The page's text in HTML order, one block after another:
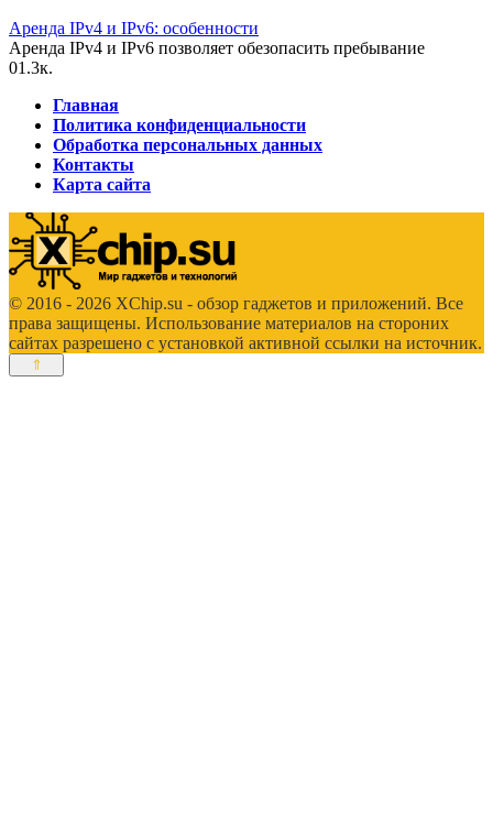
Аренда IPv4 и IPv6: особенности
Аренда IPv4 и IPv6 позволяет обезопасить пребывание
01.3к.
Главная
Политика конфиденциальности
Обработка персональных данных
Контакты
Карта сайта
© 2016 - 2026 XChip.su - обзор гаджетов и приложений. Все
права защищены. Использование материалов на стороних
сайтах разрешено с установкой активной ссылки на источник.